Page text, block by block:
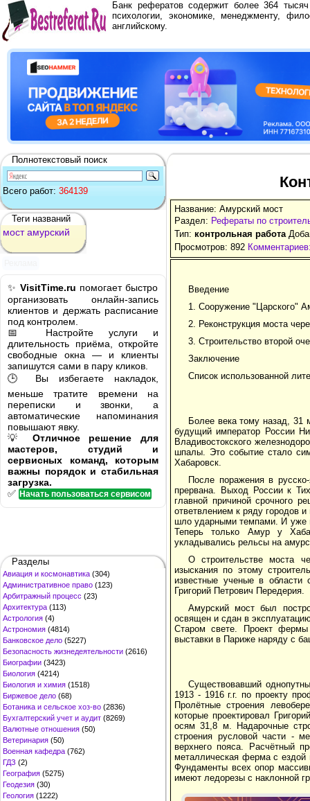
Банк рефератов содержит более 364
психологии, экономике, менеджменту,
английскому.
Полнотекстовый поиск
Всего работ: 364139
Теги названий
мост амурский
✨ VisitTime.ru помогает быстро
организовать онлайн-запись
клиентов и держать расписание
под контролем.
📅 Настройте услуги и
длительность приёма, откройте
свободные окна — и клиенты
запишутся сами в пару кликов.
🕒 Вы избегаете накладок,
меньше тратите времени на
переписки и звонки, а
автоматические напоминания
повышают явку.
💡 Отличное решение для
мастеров, студий и
сервисных команд, которым
важны порядок и стабильная
загрузка.
✅ Начать пользоваться сервисом
Разделы
Авиация и космонавтика (304)
Административное право (123)
Арбитражный процесс (23)
Архитектура (113)
Астрология (4)
Астрономия (4814)
Банковское дело (5227)
Безопасность жизнедеятельности (2616)
Биографии (3423)
Биология (4214)
Биология и химия (1518)
Биржевое дело (68)
Ботаника и сельское хоз-во (2836)
Бухгалтерский учет и аудит (8269)
Валютные отношения (50)
Ветеринария (50)
Военная кафедра (762)
ГДЗ (2)
География (5275)
Геодезия (30)
Геология (1222)
Название: Амурский мост
Раздел: Рефераты по
Тип: контрольная работа
Просмотров: 892
Введение
1. Сооружение "Царского"
2. Реконструкция моста
3. Строительство второй
Заключение
Список использованной
Более века тому назад, 31
будущий император России
Владивостокского
шпалы. Это событие стало
Хабаровск.
После поражения в
прервана. Выход России к
главной причиной срочного
ответвлением к ряду городов
шло ударными темпами. И уже
Теперь только Амур у
укладывались рельсы на
О строительстве моста
изыскания по этому
известные ученые в области
Григорий Петрович Передерия.
Амурский мост был
освящен и сдан в
Старом свете. Проект
выставки в Париже наряду с
Существовавший
1913 - 1916 г.г. по проекту
Пролётные строения
которые проектировал
осям 31,8 м. Надарочные
строения русловой части -
верхнего пояса. Расчётный
металлическая ферма с ездой
Фундаменты всех опор
имеют ледорезы с наклонной